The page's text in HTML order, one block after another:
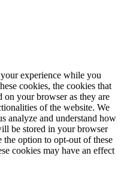
experience while you
cookies, the cookies that
on your browser as they are
of the website. We
analyze and understand how
be stored in your browser
option to opt-out of these
cookies may have an effect